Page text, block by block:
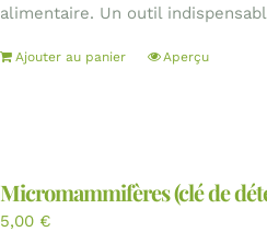
alimentaire. Un outil
Ajouter au panier Aperçu
Micromammifères (clé de
5,00 €